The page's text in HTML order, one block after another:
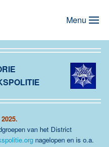
Menu
van het District
nagelopen en is o.a.